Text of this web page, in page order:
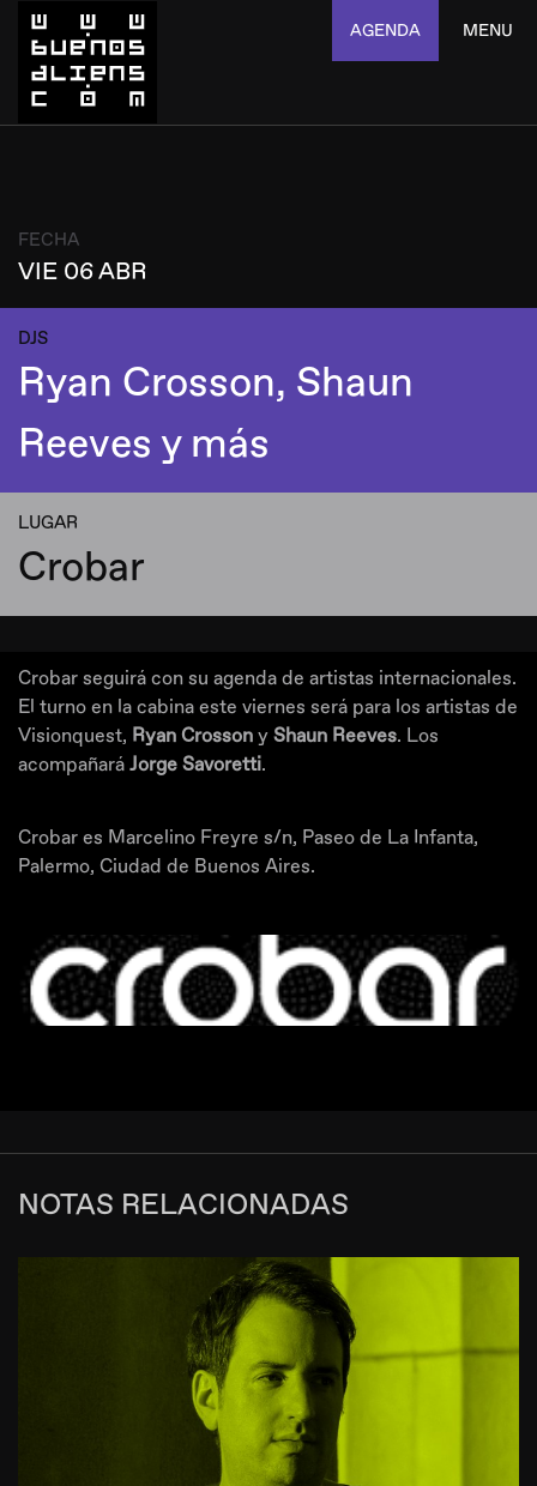
AGENDA MENU
FECHA
VIE 06 ABR
DJS
Ryan Crosson, Shaun
Reeves y más
LUGAR
Crobar
Crobar seguirá con su agenda de artistas internacionales.
El turno en la cabina este viernes será para los artistas de
Visionquest, Ryan Crosson y Shaun Reeves. Los
acompañará Jorge Savoretti.
Crobar es Marcelino Freyre s/n, Paseo de La Infanta,
Palermo, Ciudad de Buenos Aires.
NOTAS RELACIONADAS